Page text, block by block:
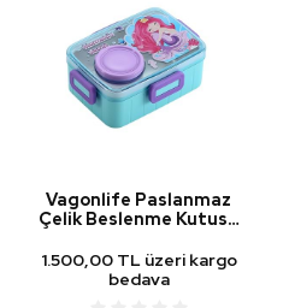
Vagonlife Paslanmaz
Çelik Beslenme Kutusu
1.500,00 TL üzeri kargo
bedava